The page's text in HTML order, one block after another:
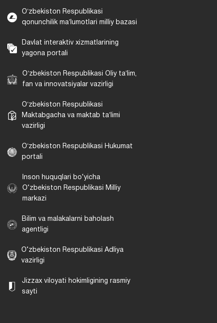
Oʻzbekiston Respublikasi
qonunchilik maʼlumotlari milliy bazasi
Davlat interaktiv xizmatlarining
yagona portali
Oʻzbekiston Respublikasi Oliy taʼlim,
fan va innovatsiyalar vazirligi
Oʻzbekiston Respublikasi
Maktabgacha va maktab taʼlimi
vazirligi
Oʻzbekiston Respublikasi Hukumat
portali
Inson huquqlari bo‘yicha
O‘zbekiston Respublikasi Milliy
markazi
Bilim va malakalarni baholash
agentligi
O‘zbekiston Respublikasi Adliya
vazirligi
Jizzax viloyati hokimligining rasmiy
sayti